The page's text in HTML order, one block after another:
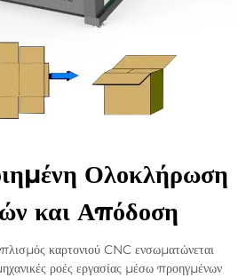
Ολοκλήρωση
και Απόδοση
καρτονιού CNC ενσωματώνεται
ροές εργασίας μέσω προηγμένων